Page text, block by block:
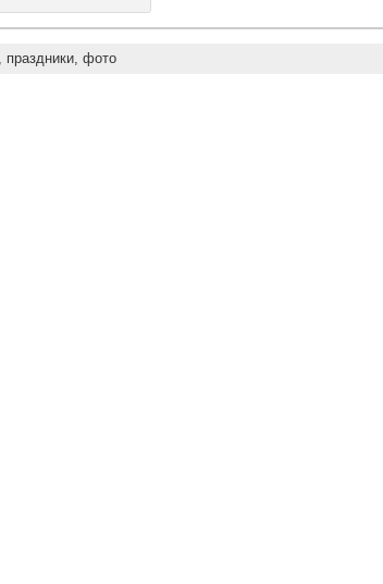
праздники, фото